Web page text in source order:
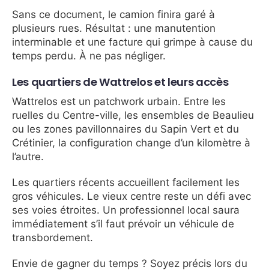
Sans ce document, le camion finira garé à
plusieurs rues. Résultat : une manutention
interminable et une facture qui grimpe à cause du
temps perdu. À ne pas négliger.
Les quartiers de Wattrelos et leurs accès
Wattrelos est un patchwork urbain. Entre les
ruelles du Centre-ville, les ensembles de Beaulieu
ou les zones pavillonnaires du Sapin Vert et du
Crétinier, la configuration change d’un kilomètre à
l’autre.
Les quartiers récents accueillent facilement les
gros véhicules. Le vieux centre reste un défi avec
ses voies étroites. Un professionnel local saura
immédiatement s’il faut prévoir un véhicule de
transbordement.
Envie de gagner du temps ? Soyez précis lors du